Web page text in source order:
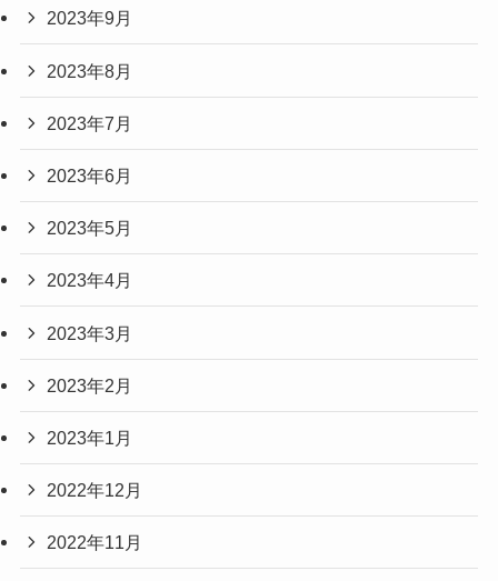
2023年9月
2023年8月
2023年7月
2023年6月
2023年5月
2023年4月
2023年3月
2023年2月
2023年1月
2022年12月
2022年11月